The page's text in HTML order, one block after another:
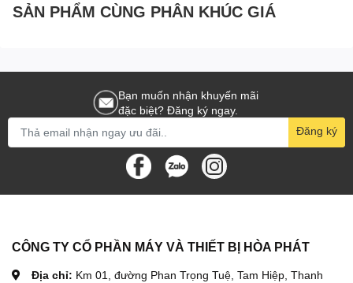
SẢN PHẨM CÙNG PHÂN KHÚC GIÁ
Bạn muốn nhận khuyến mãi
đặc biệt? Đăng ký ngay.
Đăng ký
CÔNG TY CỔ PHẦN MÁY VÀ THIẾT BỊ HÒA PHÁT
Địa chỉ: Km 01, đường Phan Trọng Tuệ, Tam Hiệp, Thanh